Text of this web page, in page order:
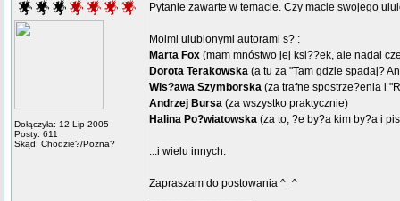
Dołączyła: 12 Lip 2005
Posty: 611
Skąd: Chodzie?/Pozna?
Pytanie zawarte w temacie. Czy macie swojego
Moimi ulubionymi autorami s? :
Marta Fox (mam mnóstwo jej ksi??ek, ale nadal
Dorota Terakowska (a tu za "Tam gdzie spadaj?
Wis?awa Szymborska (za trafne spostrze?enia i
Andrzej Bursa (za wszystko praktycznie)
Halina Po?wiatowska (za to, ?e by?a kim by?a i
...i wielu innych.
Zapraszam do postowania ^_^